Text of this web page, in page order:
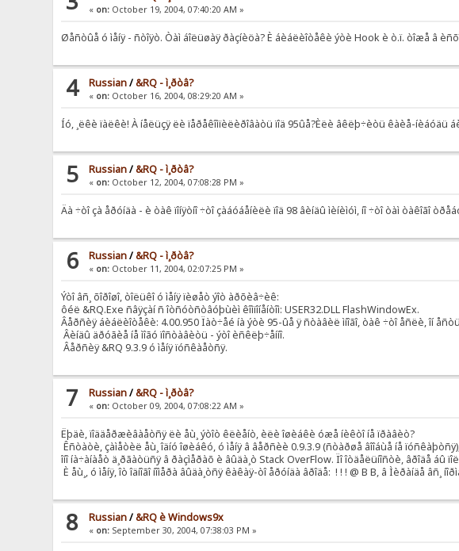
« on: October 19, 2004, 07:40:20 AM »
Øåñòûå ó ìåíÿ - ñòîÿò. Òàì áîëüøàÿ ðàçíèöà? È áèáëèîòåêè ýòè Hook è ò.ï. òîæå â
4 Russian/&RQ - ì¸ðòâ?
« on: October 16, 2004, 08:29:20 AM »
Íó, ¸ëêè ïàëêè! À íåëüçÿ ëè ïåðåêîìïèëèðîâàòü ïîä 95ûå?Èëè âêëþ÷èòü êàèå-íèáóäü
5 Russian/&RQ - ì¸ðòâ?
« on: October 12, 2004, 07:08:28 PM »
Äà ÷òî çà åðóíäà - è òàê ïîíÿòíî ÷òî çàáóáåíèëè ïîä 98 âèíäû ìèíèìóì, íî ÷òî òàì òàêîãî
6 Russian/&RQ - ì¸ðòâ?
« on: October 11, 2004, 02:07:25 PM »
Ýòî âñ¸ õîðîøî, òîëüêî ó ìåíÿ ïèøåò ýîò àðõèâ÷èê:
ôéë &RQ.Exe ñâÿçàí ñ îòñóòñòâóþùèì êîìïîíåíòîì: USER32.DLL FlashWindowEx.
Âåðñèÿ áèáëèîòåêè: 4.00.950 Ïàò÷åé íà ýòè 95-ûå ÿ ñòàâèë ìíîãî, òàê ÷òî åñëè, îí
Âèíäû äðóãèå íå ìîãó ïîñòàâèòü - ýòî èñêëþ÷åííî.
Âåðñèÿ &RQ 9.3.9 ó ìåíÿ ïóñêàåòñÿ.
7 Russian/&RQ - ì¸ðòâ?
« on: October 09, 2004, 07:08:22 AM »
Ëþäè, ïîääåðæèâàåòñÿ ëè åù¸ ýòîò êëèåíò, èëè îøèáêè óæå íèêòî íå ïðàâèò?
Êñòàòè, çàìåòèë åù¸ îäíó îøèáêó, ó ìåíÿ â âåðñèè 0.9.3.9 (ñòàðøå âîîáùå íå
îíî íà÷àíàåò ä¸ðãàòüñÿ â ðàçìåðàõ è âûäà¸ò Stack OverFlow. Ïî îòäåëüíîñòè, âðîäå áû
È åù¸, ó ìåíÿ, îò îäíîãî íîìåðà âûäà¸òñÿ êàêàÿ-òî åðóíäà âðîäå: ! ! ! @ B B, â Ìèðàíäå
8 Russian/&RQ è Windows9x
« on: September 30, 2004, 07:38:03 PM »